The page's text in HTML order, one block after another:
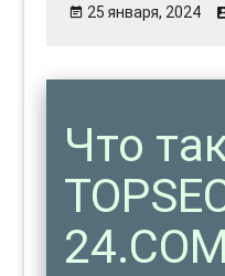
25 января, 2024
Что